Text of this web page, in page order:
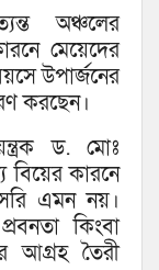
অঞ্চলের
মেয়েদের
উপার্জনের
করছেন।
ড. মোঃ
কারনে
এমন নয়।
কিংবা
আগ্রহ তৈরী